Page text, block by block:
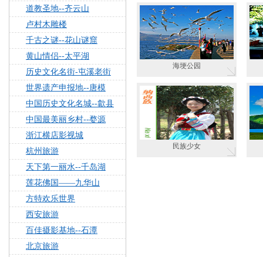
道教圣地--齐云山
卢村木雕楼
千古之谜--花山谜窟
黄山情侣--太平湖
历史文化名街-屯溪老街
世界遗产申报地--唐模
中国历史文化名城--歙县
中国最美丽乡村--婺源
浙江横店影视城
杭州旅游
天下第一丽水--千岛湖
莲花佛国——九华山
方特欢乐世界
西安旅游
百佳摄影基地--石潭
北京旅游
海埂公园
民族少女